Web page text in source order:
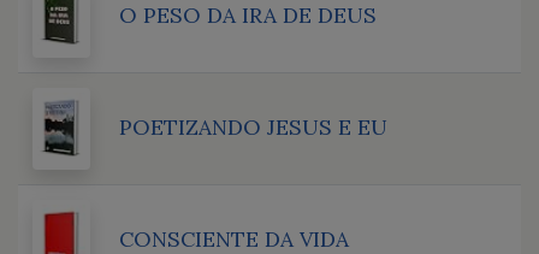
O PESO DA IRA DE DEUS
POETIZANDO JESUS E EU
CONSCIENTE DA VIDA